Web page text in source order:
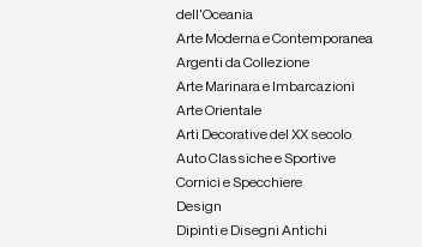
dell'Oceania
Arte Moderna e Contemporanea
Argenti da Collezione
Arte Marinara e Imbarcazioni
Arte Orientale
Arti Decorative del XX secolo
Auto Classiche e Sportive
Cornici e Specchiere
Design
Dipinti e Disegni Antichi